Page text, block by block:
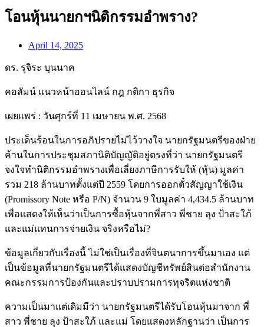
โอนหุ้นนายกฯนิติกรรมอำพราง?
April 14, 2025
ดร. รุจิระ บุนนาค
คอลัมน์ แนวหน้าออนไลน์ กฎ กติกา ธุรกิจ
เผยแพร่ : วันศุกร์ที่ 11 เมษายน พ.ศ. 2568
ประเด็นร้อนในการอภิปรายไม่ไว้วางใจ นายกรัฐมนตรีของฝ่าย
ค้านในการประชุมสภานิติบัญญัติอยู่ตรงที่ว่า นายกรัฐมนตรี
จงใจทำนิติกรรมอำพรางเพื่อเลี่ยงภาษีการรับให้ (หุ้น) มูลค่า
รวม 218 ล้านบาทตั้งแต่ปี 2559 โดยการออกตั๋วสัญญาใช้เงิน
(Promissory Note หรือ P/N) จำนวน 9 ใบมูลค่า 4,434.5 ล้านบาท
เพื่อแสดงให้เห็นว่าเป็นการซื้อหุ้นจากพี่สาว พี่ชาย ลุง ป้าสะใภ้
และแม่แทนการจ่ายเงิน จริงหรือไม่?
ข้อมูลเกี่ยวกับเรื่องนี้ ไม่ใช่เป็นเรื่องที่จินตนาการขึ้นมาเอง แต่
เป็นข้อมูลที่นายกรัฐมนตรีได้แสดงบัญชีทรัพย์สินต่อสำนักงาน
คณะกรรมการป้องกันและปราบปรามการทุจริตแห่งชาติ
ความเป็นมาแต่เดิมมีว่า นายกรัฐมนตรีได้รับโอนหุ้นมาจาก พี่
สาว พี่ชาย ลุง ป้าสะใภ้ และแม่ โดยแสดงหลักฐานว่า เป็นการ